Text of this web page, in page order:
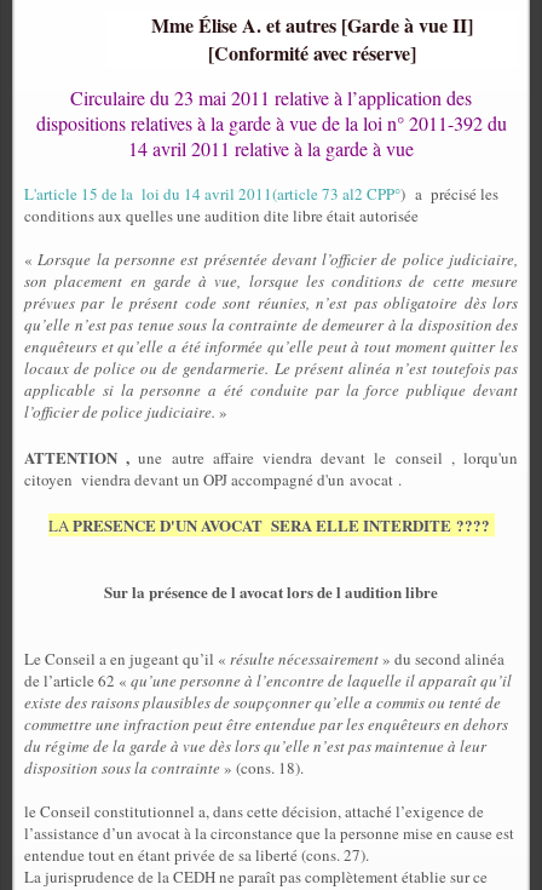
Mme Élise A. et autres [Garde à vue II]
[Conformité avec réserve]
Circulaire du 23 mai 2011 relative à l’application des
dispositions relatives à la garde à vue de la loi n° 2011-392 du
14 avril 2011 relative à la garde à vue
L'article 15 de la loi du 14 avril 2011(article 73 al2 CPP°) a précisé les
conditions aux quelles une audition dite libre était autorisée
«Lorsque la personne est présentée devant l’officier de police judiciaire,
son placement en garde à vue, lorsque les conditions de cette mesure
prévues par le présent code sont réunies, n’est pas obligatoire dès lors
qu’elle n’est pas tenue sous la contrainte de demeurer à la disposition des
enquêteurs et qu’elle a été informée qu’elle peut à tout moment quitter les
locaux de police ou de gendarmerie. Le présent alinéa n’est toutefois pas
applicable si la personne a été conduite par la force publique devant
l’officier de police judiciaire. »
ATTENTION , une autre affaire viendra devant le conseil , lorqu'un
citoyen viendra devant un OPJ accompagné d'un avocat .
LAPRESENCE D'UN AVOCAT SERA ELLE INTERDITE ????
Sur la présence de l avocat lors de l audition libre
Le Conseil a en jugeant qu’il « résulte nécessairement» du second alinéa
de l’article 62 « qu’une personne à l’encontre de laquelle il apparaît qu’il
existe des raisons plausibles de soupçonner qu’elle a commis ou tenté de
commettre une infraction peut être entendue par les enquêteurs en dehors
du régime de la garde à vue dès lors qu’elle n’est pas maintenue à leur
disposition sous la contrainte» (cons. 18).
le Conseil constitutionnel a, dans cette décision, attaché l’exigence de
l’assistance d’un avocat à la circonstance que la personne mise en cause est
entendue tout en étant privée de sa liberté (cons. 27).
La jurisprudence de la CEDH ne paraît pas complètement établie sur ce